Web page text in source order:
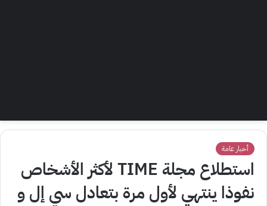
أخبار عامة
استطلاع مجلة TIME لأكثر الأشخاص
نفوذا ينتهي لأول مرة بتعادل سي إل و